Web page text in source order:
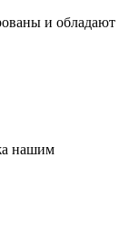
и обладают
нашим